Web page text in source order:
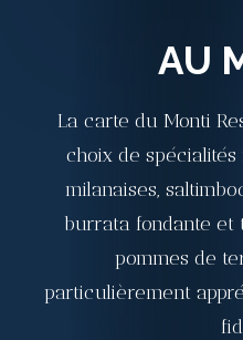
AU
La carte du Monti
choix de
milanaises,
burrata fondante et
pommes de
particulièrement